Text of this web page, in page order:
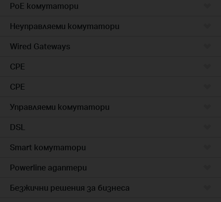
PoE комутатори
Неуправляеми комутатори
Wired Gateways
CPE
CPE
Управляеми комутатори
DSL
Smart комутатори
Powerline адаптери
Безжични решения за бизнеса